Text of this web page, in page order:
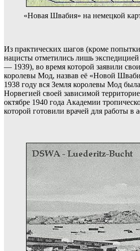
«Новая Швабия» на немецкой
Из практических шагов (кроме попытки
нацисты отметились лишь
— 1939), во время которой заявили
королевы Мод, назвав её «Новой
1938 году вся Земля королевы Мод
Норвегией своей зависимой
октябре 1940 года Академии
которой готовили врачей для работы в